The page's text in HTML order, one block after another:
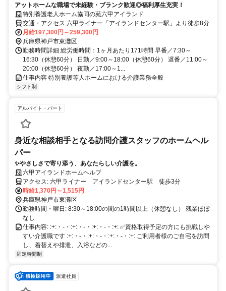
アットホームな職場で未経験・ブランク歓迎◎福利厚生充実！
特別養護老人ホーム協同の苑六甲アイランド
交通・アクセス 六甲ライナー「アイランドセンター駅」より徒歩8分
月給197,300円～259,300円
兵庫県神戸市東灘区
勤務時間詳細 総労働時間：1ヶ月あたり171時間 早番／7:30～
16:30（休憩60分） 日勤／9:00～18:00（休憩60分） 遅番／11:00～
20:00（休憩60分） 夜勤／17:00～1...
仕事内容 特別養護等人ホームにおける介護業務全般
シフト制
アルバイト・パート
身近な相談相手となる訪問介護スタッフのホームヘル
パー
✨やさしさで寄り添う、あなたらしい介護を。
六甲アイランドホームヘルプ
アクセス: 六甲ライナー アイランドセンター駅 徒歩3分
時給1,370円～1,515円
兵庫県神戸市東灘区
勤務時間・曜日: 8:30～18:00の間の1時間以上（休憩なし） 残業ほぼ
なし
仕事内容: :+:・-・:+:・-・:+:・-・:+: ✅資格取得予定の方にも挑戦しや
すい介護職です :+:・-・:+:・-・:+:・-・:+: ご利用者様のご自宅を訪問
し、着替えや排泄、入浴などの...
固定時間制
派遣社員